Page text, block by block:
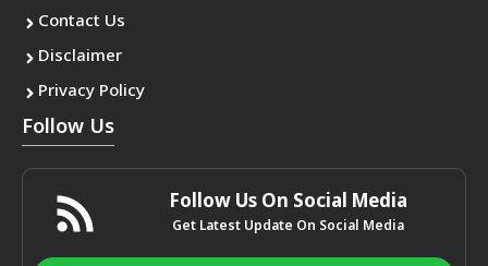
Contact Us
Disclaimer
Privacy Policy
Follow Us
Follow Us On Social Media
Get Latest Update On Social Media